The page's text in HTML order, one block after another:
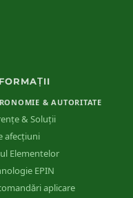
& AUTORITATE
& Soluții
afecțiuni
Elementelor
EPIN
aplicare